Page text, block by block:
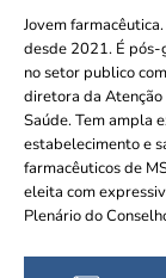
Consulta de
Saúde Pública e
Calendário Eleitoral
Candidatos
Votação
Dúvidas Frequentes
Jovem
desde 2021. É pós-
no setor publico
diretora da
Saúde. Tem ampla
estabelecimento e
farmacêuticos de
eleita com
Plenário do